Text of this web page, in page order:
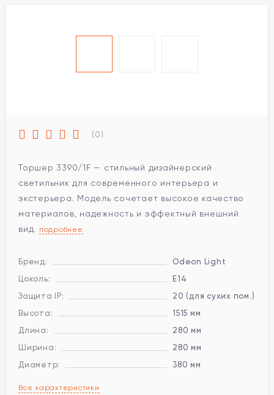
(0)
Торшер 3390/1F — стильный дизайнерский
светильник для современного интерьера и
экстерьера. Модель сочетает высокое качество
материалов, надежность и эффектный внешний
вид. подробнее
Бренд:
Odeon Light
Цоколь:
E14
Защита IP:
20 (для сухих пом.)
Высота:
1515 мм
Длина:
280 мм
Ширина:
280 мм
Диаметр:
380 мм
Все характеристики